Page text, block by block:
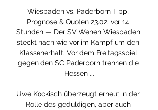
Wiesbaden vs. Paderborn Tipp,
Prognose & Quoten 23.02. vor 14
Stunden — Der SV Wehen Wiesbaden
steckt nach wie vor im Kampf um den
Klassenerhalt. Vor dem Freitagsspiel
gegen den SC Paderborn trennen die
Hessen ...
Uwe Kockisch überzeugt erneut in der
Rolle des geduldigen, aber auch